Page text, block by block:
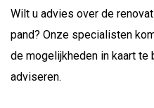
Wilt u advies over de
pand? Onze specialisten
de mogelijkheden in kaart te
adviseren.